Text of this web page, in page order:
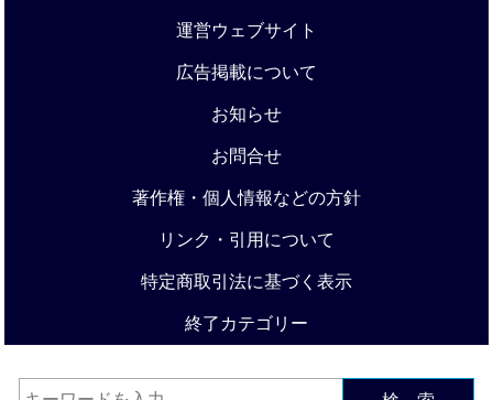
運営ウェブサイト
広告掲載について
お知らせ
お問合せ
著作権・個人情報などの方針
リンク・引用について
特定商取引法に基づく表示
終了カテゴリー